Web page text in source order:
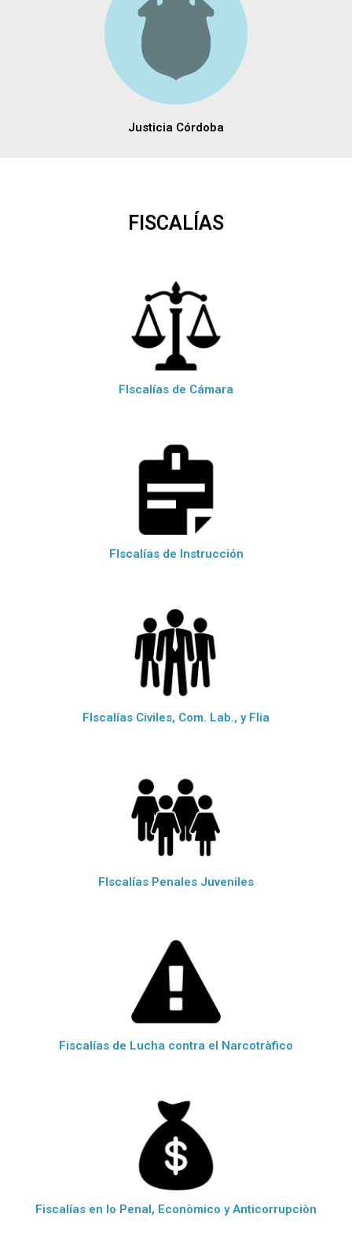
Justicia Córdoba
FISCALÍAS
FIscalías de Cámara
FIscalías de Instrucción
FIscalías Civiles, Com. Lab., y Flia
FIscalías Penales Juveniles
Fiscalías de Lucha contra el Narcotràfico
Fiscalías en lo Penal, Econòmico y Anticorrupciòn